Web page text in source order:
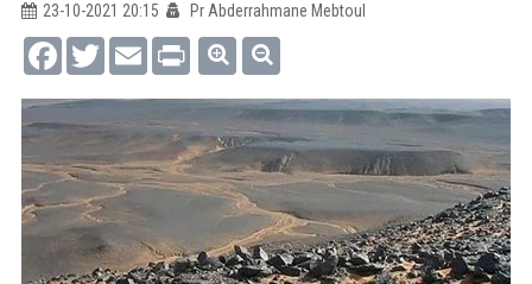
23-10-2021 20:15
Pr Abderrahmane Mebtoul
FacebookTwitterEmail Print